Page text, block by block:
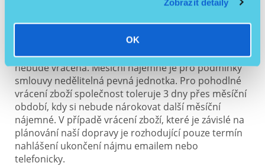
Zobrazit detaily
OK
časový úsek pronájmu. Předmět nájmu můžete
vrátit dřív, než uplyne Váš měsíční pronájem,
nicméně poměrná část zbývajícího nájemného
nebude vrácena. Měsíční nájemné je pro podmínky
smlouvy nedělitelná pevná jednotka. Pro pohodlné
vrácení zboží společnost toleruje 3 dny přes měsíční
období, kdy si nebude nárokovat další měsíční
nájemné. V případě vrácení zboží, které je závislé na
plánování naší dopravy je rozhodující pouze termín
nahlášení ukončení nájmu emailem nebo
telefonicky.